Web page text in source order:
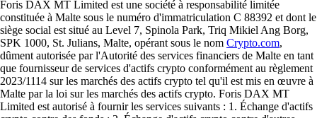
Foris DAX MT Limited est une société à responsabilité limitée
constituée à Malte sous le numéro d'immatriculation C 88392 et dont le
siège social est situé au Level 7, Spinola Park, Triq Mikiel Ang Borg,
SPK 1000, St. Julians, Malte, opérant sous le nom Crypto.com,
dûment autorisée par l'Autorité des services financiers de Malte en tant
que fournisseur de services d'actifs crypto conformément au règlement
2023/1114 sur les marchés des actifs crypto tel qu'il est mis en œuvre à
Malte par la loi sur les marchés des actifs crypto. Foris DAX MT
Limited est autorisé à fournir les services suivants : 1. Échange d'actifs